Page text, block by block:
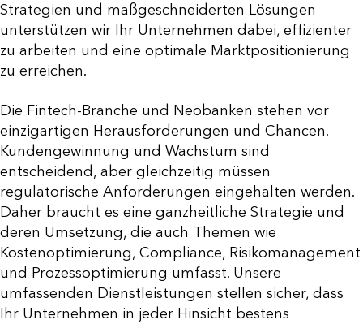
Strategien und maßgeschneiderten Lösungen
unterstützen wir Ihr Unternehmen dabei, effizienter
zu arbeiten und eine optimale Marktpositionierung
zu erreichen.
Die Fintech-Branche und Neobanken stehen vor
einzigartigen Herausforderungen und Chancen.
Kundengewinnung und Wachstum sind
entscheidend, aber gleichzeitig müssen
regulatorische Anforderungen eingehalten werden.
Daher braucht es eine ganzheitliche Strategie und
deren Umsetzung, die auch Themen wie
Kostenoptimierung, Compliance, Risikomanagement
und Prozessoptimierung umfasst. Unsere
umfassenden Dienstleistungen stellen sicher, dass
Ihr Unternehmen in jeder Hinsicht bestens